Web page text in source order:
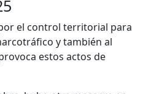
el control territorial para
y también al
estos actos de